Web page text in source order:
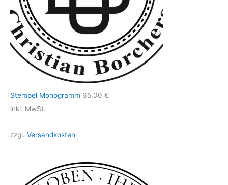
Stempel Monogramm 65,00 €
inkl. MwSt.
zzgl. Versandkosten